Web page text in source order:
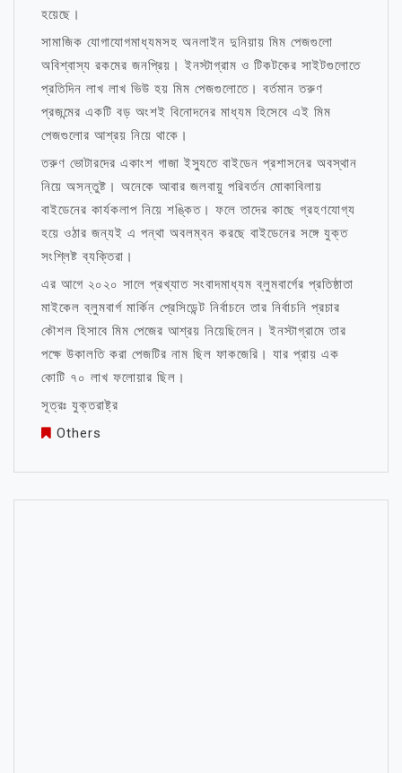
হয়েছে।
সামাজিক যোগাযোগমাধ্যমসহ অনলাইন দুনিয়ায় মিম পেজগুলো
অবিশ্বাস্য রকমের জনপ্রিয়। ইনস্টাগ্রাম ও টিকটকের সাইটগুলোতে
প্রতিদিন লাখ লাখ ভিউ হয় মিম পেজগুলোতে। বর্তমান তরুণ
প্রজন্মের একটি বড় অংশই বিনোদনের মাধ্যম হিসেবে এই মিম
পেজগুলোর আশ্রয় নিয়ে থাকে।
তরুণ ভোটারদের একাংশ গাজা ইস্যুতে বাইডেন প্রশাসনের অবস্থান
নিয়ে অসন্তুষ্ট। অনেকে আবার জলবায়ু পরিবর্তন মোকাবিলায়
বাইডেনের কার্যকলাপ নিয়ে শঙ্কিত। ফলে তাদের কাছে গ্রহণযোগ্য
হয়ে ওঠার জন্যই এ পন্থা অবলম্বন করছে বাইডেনের সঙ্গে যুক্ত
সংশ্লিষ্ট ব্যক্তিরা।
এর আগে ২০২০ সালে প্রখ্যাত সংবাদমাধ্যম ব্লুমবার্গের প্রতিষ্ঠাতা
মাইকেল ব্লুমবার্গ মার্কিন প্রেসিডেন্ট নির্বাচনে তার নির্বাচনি প্রচার
কৌশল হিসাবে মিম পেজের আশ্রয় নিয়েছিলেন। ইনস্টাগ্রামে তার
পক্ষে উকালতি করা পেজটির নাম ছিল ফাকজেরি। যার প্রায় এক
কোটি ৭০ লাখ ফলোয়ার ছিল।
সূত্রঃ যুক্তরাষ্ট্র
Others